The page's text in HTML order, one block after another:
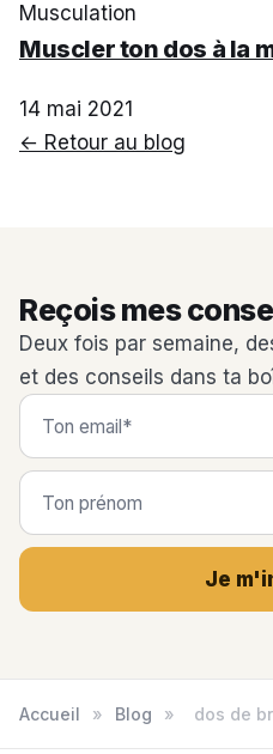
Musculation
Muscler ton dos à la
14 mai 2021
← Retour au blog
Reçois mes
Deux fois par semaine,
et des conseils dans ta
Je
Accueil » Blog » dos de